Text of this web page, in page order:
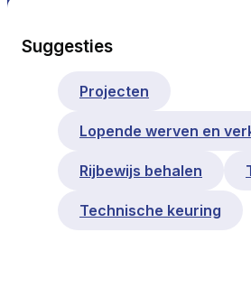
Suggesties
Projecten
Lopende werven en
Rijbewijs behalen
Technische keuring